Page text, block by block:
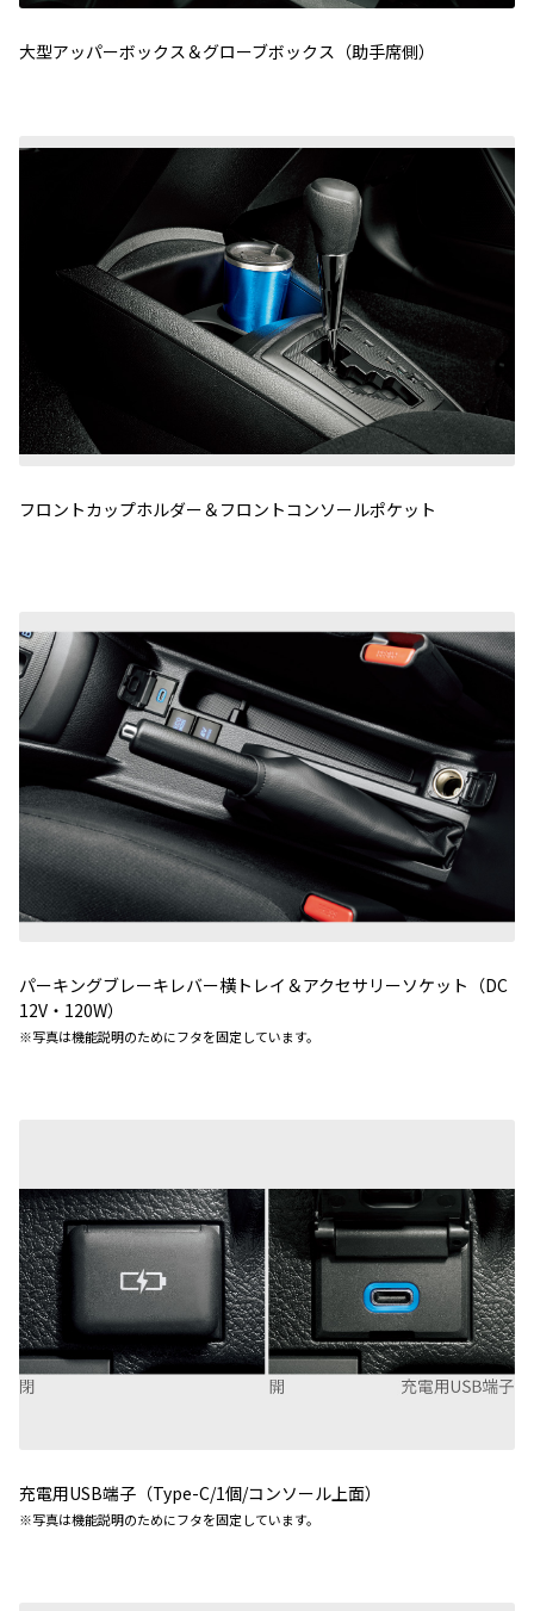
大型アッパーボックス＆グローブボックス（助手席側）
フロントカップホルダー＆フロントコンソールポケット
パーキングブレーキレバー横トレイ＆アクセサリーソケット（DC
12V・120W）
※写真は機能説明のためにフタを固定しています。
充電用USB端子（Type-C/1個/コンソール上面）
※写真は機能説明のためにフタを固定しています。